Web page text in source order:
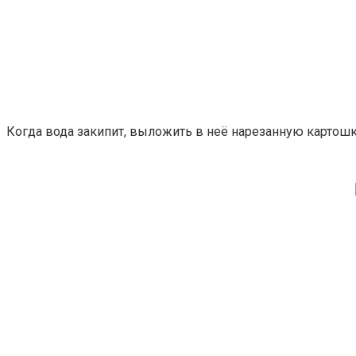
Когда вода закипит, выложить в неё нарезанную